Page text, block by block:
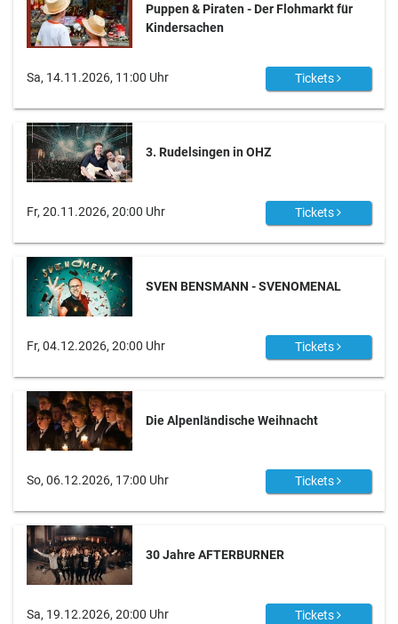
Puppen & Piraten - Der Flohmarkt für
Kindersachen
Sa, 14.11.2026, 11:00 Uhr Tickets
3. Rudelsingen in OHZ
Fr, 20.11.2026, 20:00 Uhr Tickets
SVEN BENSMANN - SVENOMENAL
Fr, 04.12.2026, 20:00 Uhr Tickets
Die Alpenländische Weihnacht
So, 06.12.2026, 17:00 Uhr Tickets
30 Jahre AFTERBURNER
Sa, 19.12.2026, 20:00 Uhr Tickets